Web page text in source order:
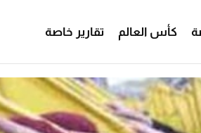
كأس العالم تقارير خاصة